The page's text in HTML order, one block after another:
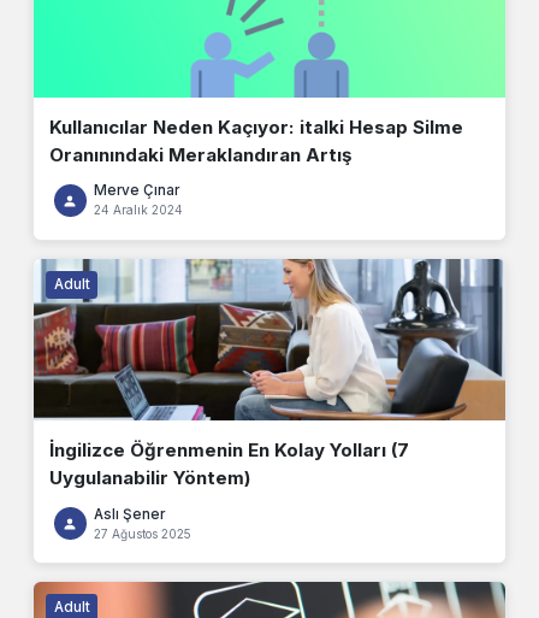
Kullanıcılar Neden Kaçıyor: italki Hesap Silme
Oranınındaki Meraklandıran Artış
Merve Çınar
24 Aralık 2024
Adult
İngilizce Öğrenmenin En Kolay Yolları (7
Uygulanabilir Yöntem)
Aslı Şener
27 Ağustos 2025
Adult